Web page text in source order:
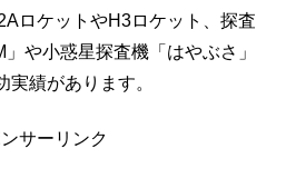
ロケットやH3ロケット、探査
や小惑星探査機「はやぶさ」
実績があります。
サーリンク